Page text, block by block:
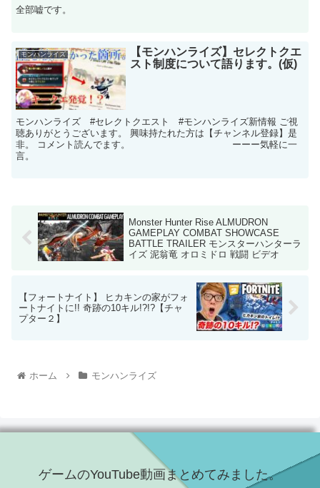
全部嘘です。
モンハンライズ
【モンハンライズ】セレクトクエ
スト制度について語ります。(仮)
モンハンライズ #セレクトクエスト #モンハンライズ新情報 ご視
聴ありがとうございます。 興味持たれた方は【チャンネル登録】是
非。 コメント読んでます。 ーーー気軽に一
言。
Monster Hunter Rise ALMUDRON
GAMEPLAY COMBAT SHOWCASE
BATTLE TRAILER モンスターハンターラ
イズ 泥翁竜 オロミドロ 戦闘 ビデオ
【フォートナイト】 ヒカキンの家がフォ
ートナイトに!! 奇跡の10キル!?!?【チャ
プター２】
ホーム モンハンライズ
ゲームのYouTube動画まとめてみました。